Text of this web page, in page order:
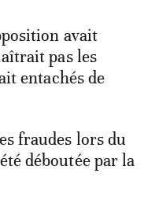
avait
pas les
entachés de
fraudes lors du
déboutée par la